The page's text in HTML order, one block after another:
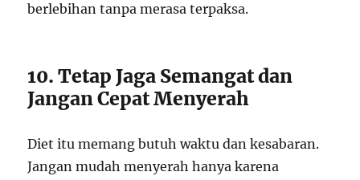
berlebihan tanpa merasa terpaksa.
10. Tetap Jaga Semangat dan
Jangan Cepat Menyerah
Diet itu memang butuh waktu dan kesabaran.
Jangan mudah menyerah hanya karena